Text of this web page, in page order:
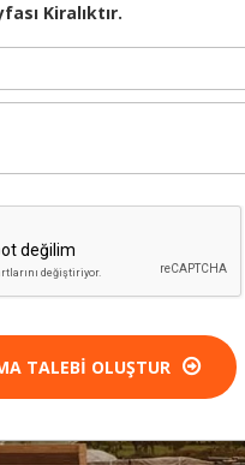
Kiralıktır.
TALEBI OLUŞTUR